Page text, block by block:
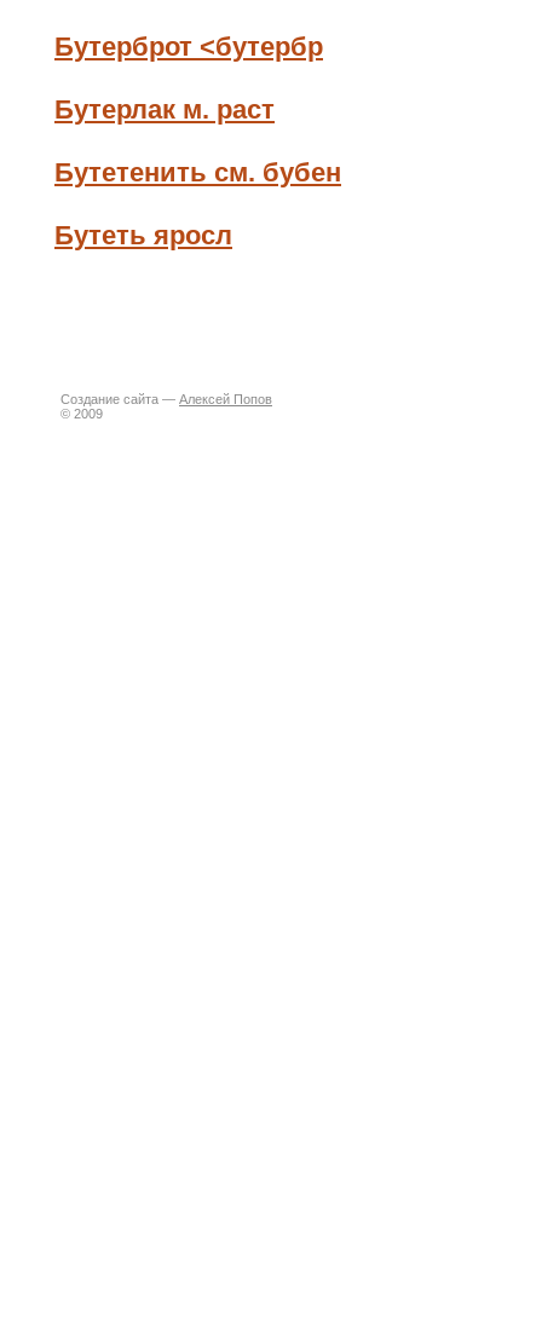
Бутерброт <бутербр
Бутерлак м. раст
Бутетенить см. бубен
Бутеть яросл
Создание сайта — Алексей Попов
© 2009